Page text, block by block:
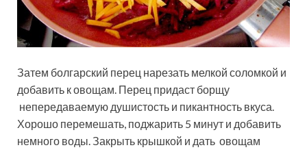
Затем болгарский перец нарезать мелкой соломкой и
добавить к овощам. Перец придаст борщу
непередаваемую душистость и пикантность вкуса.
Хорошо перемешать, поджарить 5 минут и добавить
немного воды. Закрыть крышкой и дать овощам